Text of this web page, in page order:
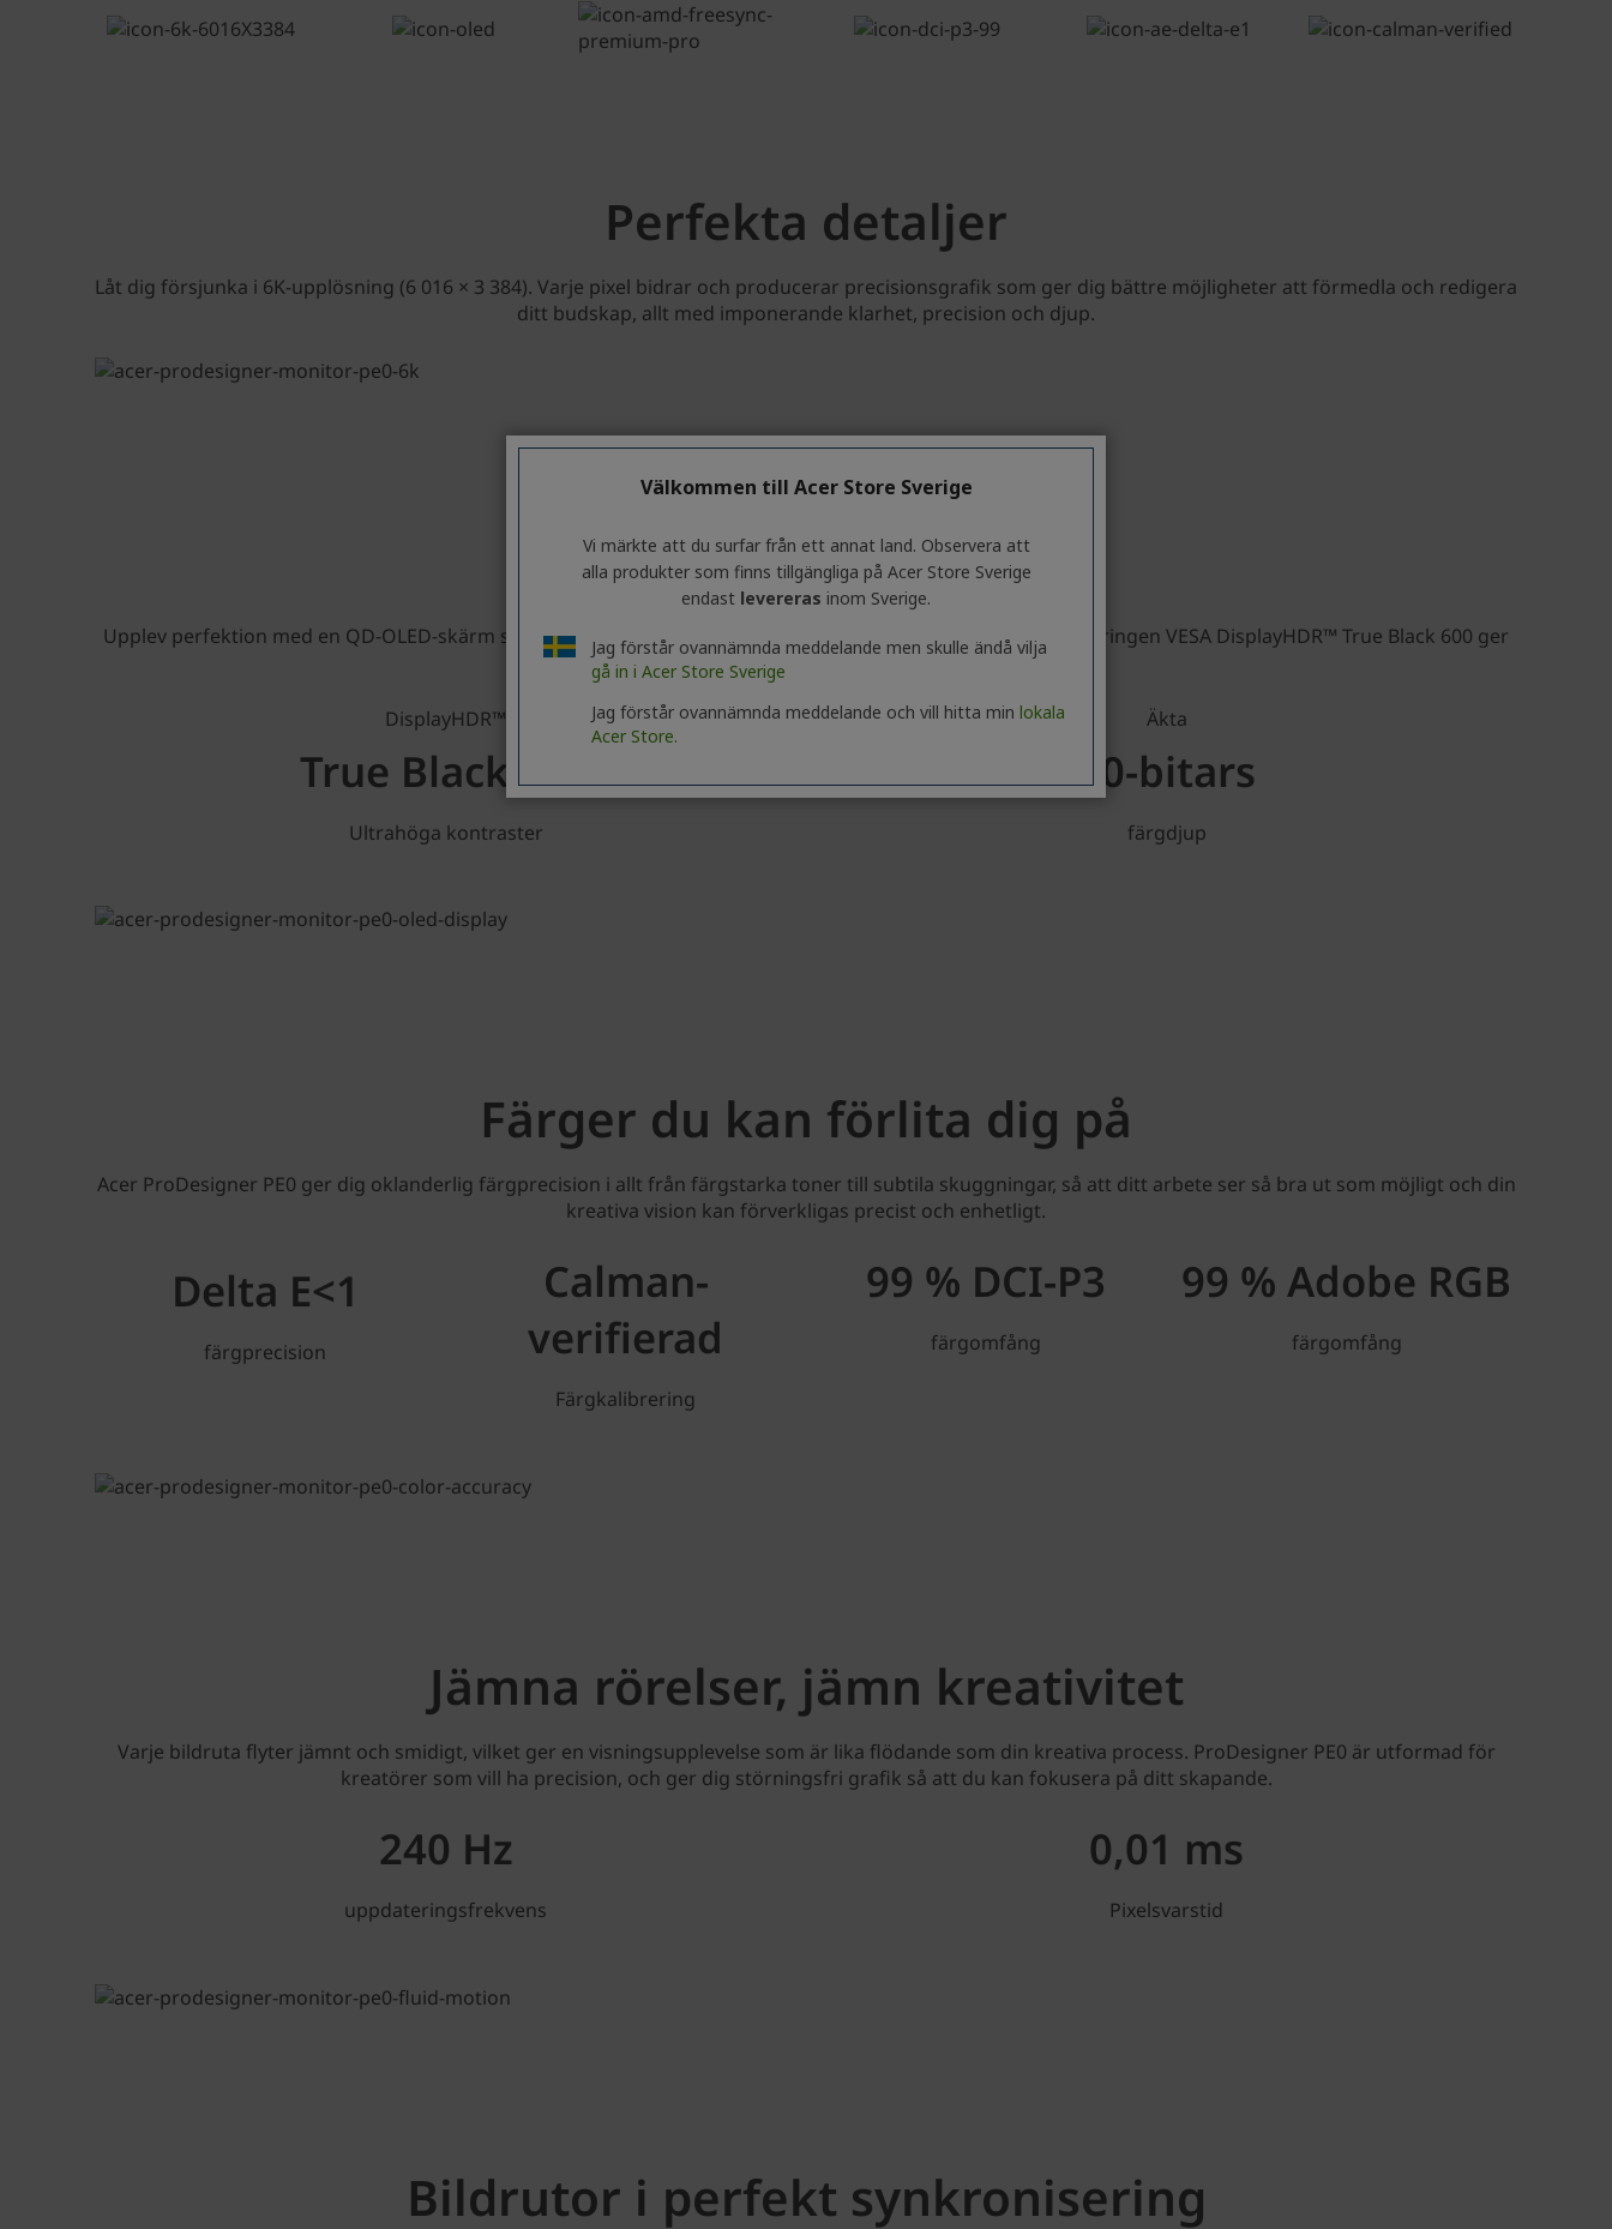
Välkommen till Acer Store Sverige
Vi märkte att du surfar från ett annat land. Observera att
alla produkter som finns tillgängliga på Acer Store Sverige
endast levereras inom Sverige.
Jag förstår ovannämnda meddelande men skulle ändå vilja
gå in i Acer Store Sverige
Jag förstår ovannämnda meddelande och vill hitta min lokala
Acer Store.